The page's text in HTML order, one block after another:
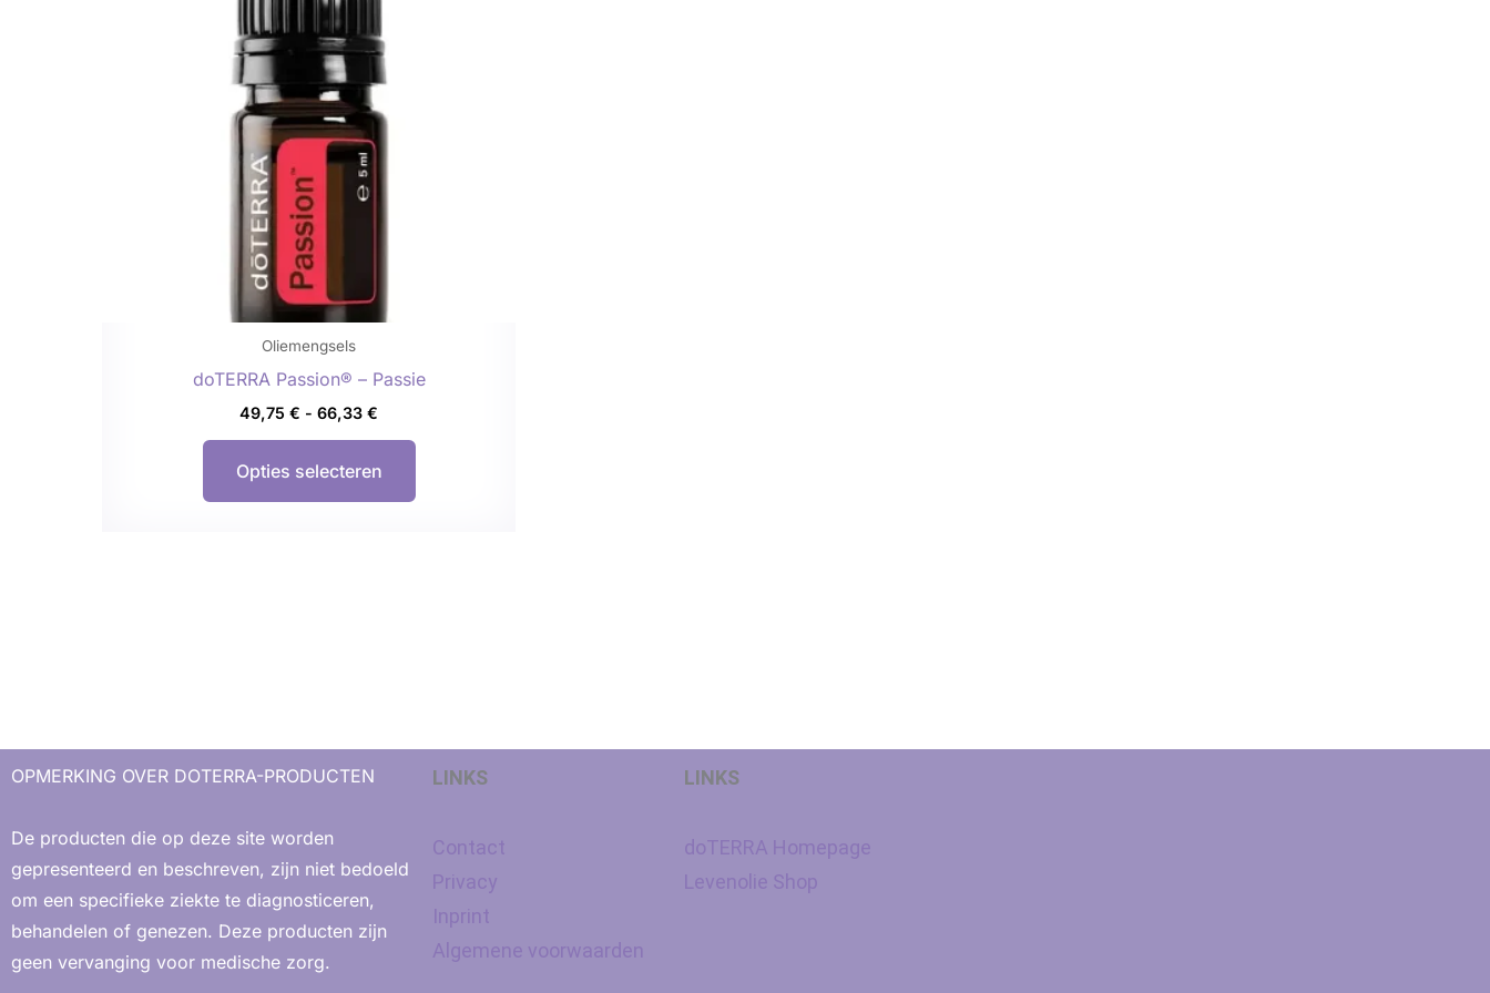
Oliemengsels
doTERRA Passion® – Passie
49,75€ - 66,33€
Opties selecteren
OPMERKING OVER DOTERRA-PRODUCTEN
De producten die op deze site worden
gepresenteerd en beschreven, zijn niet bedoeld
om een ​​specifieke ziekte te diagnosticeren,
behandelen of genezen. Deze producten zijn
geen vervanging voor medische zorg.
LINKS
Contact
Privacy
Inprint
Algemene voorwaarden
LINKS
doTERRA Homepage
Levenolie Shop